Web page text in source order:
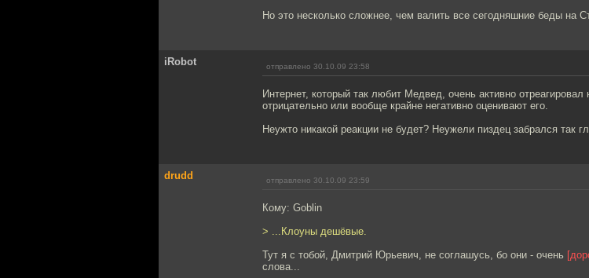
Но это несколько сложнее, чем валить все сегодняшние беды на
iRobot отправлено 30.10.09 23:58
Интернет, который так любит Медвед, очень активно
отрицательно или вообще крайне негативно оценивают его.
Неужто никакой реакции не будет? Неужели пиздец забрался так
drudd отправлено 30.10.09 23:59
Кому: Goblin
> ...Клоуны дешёвые.
Тут я с тобой, Дмитрий Юрьевич, не соглашусь, бо они - очень
слова...